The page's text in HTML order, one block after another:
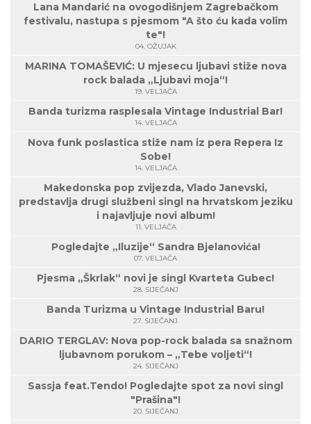
Lana Mandarić na ovogodišnjem Zagrebačkom
festivalu, nastupa s pjesmom "A što ću kada volim
te"!
04. OŽUJAK
MARINA TOMAŠEVIĆ: U mjesecu ljubavi stiže nova
rock balada „Ljubavi moja“!
19. VELJAČA
Banda turizma rasplesala Vintage Industrial Bar!
14. VELJAČA
Nova funk poslastica stiže nam iz pera Repera Iz
Sobe!
14. VELJAČA
Makedonska pop zvijezda, Vlado Janevski,
predstavlja drugi službeni singl na hrvatskom jeziku
i najavljuje novi album!
11. VELJAČA
Pogledajte „Iluzije“ Sandra Bjelanovića!
07. VELJAČA
Pjesma „Škrlak“ novi je singl Kvarteta Gubec!
28. SIJEČANJ
Banda Turizma u Vintage Industrial Baru!
27. SIJEČANJ
DARIO TERGLAV: Nova pop-rock balada sa snažnom
ljubavnom porukom – „Tebe voljeti“!
24. SIJEČANJ
Sassja feat.Tendo! Pogledajte spot za novi singl
"Prašina"!
20. SIJEČANJ